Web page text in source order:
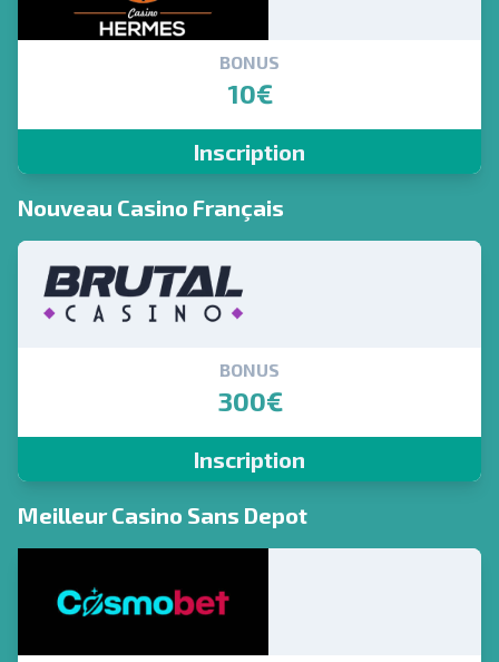
BONUS
10€
Inscription
Nouveau Casino Français
BONUS
300€
Inscription
Meilleur Casino Sans Depot